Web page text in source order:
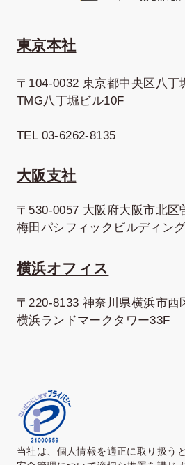
東京本社
〒104-0032 東京都中央区八丁
TMG八丁堀ビル10F
TEL 03-6262-8135
大阪支社
〒530-0057 大阪府大阪市北区
梅田パシフィックビルディン
横浜オフィス
〒220-8133 神奈川県横浜市西
横浜ランドマークタワー33F
当社は、個人情報を適正に取り扱う